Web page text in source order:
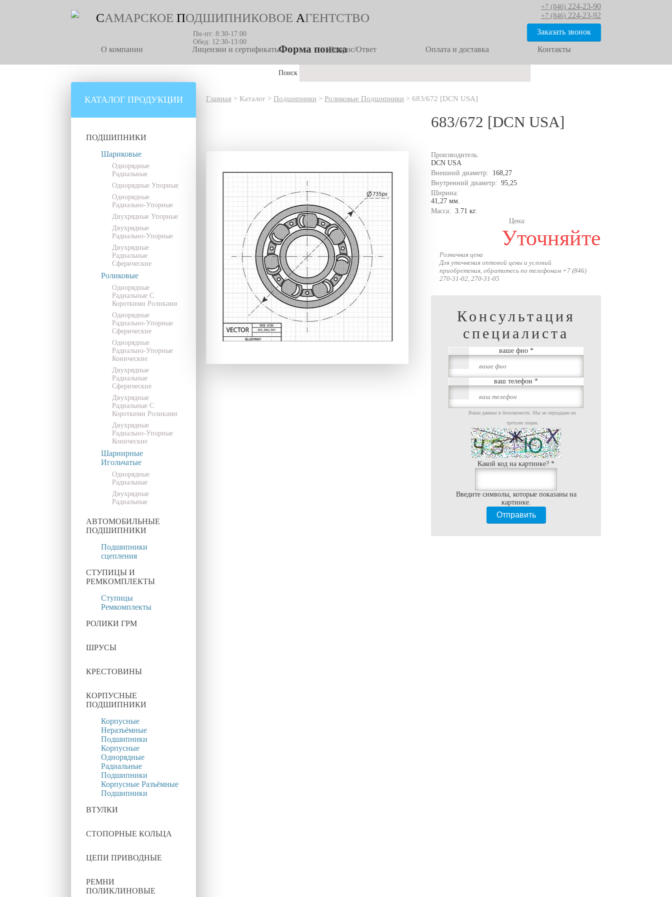
САМАРСКОЕ ПОДШИПНИКОВОЕ АГЕНТСТВО
Пн-пт: 8:30-17:00
Обед: 12:30-13:00
Форма поиска
Поиск
О компании Лицензии и сертификаты Вопрос/Ответ Оплата и доставка Контакты
+7 (846) 224-23-90
+7 (846) 224-23-92
Заказать звонок
КАТАЛОГ ПРОДУКЦИИ
ПОДШИПНИКИ
Шариковые
Однорядные
Радиальные
Однорядные Упорные
Однорядные
Радиально-Упорные
Двухрядные Упорные
Двухрядные
Радиально-Упорные
Двухрядные
Радиальные
Сферические
Роликовые
Однорядные
Радиальные С
Короткими Роликами
Однорядные
Радиально-Упорные
Сферические
Однорядные
Радиально-Упорные
Конические
Двухрядные
Радиальные
Сферические
Двухрядные
Радиальные С
Короткими Роликами
Двухрядные
Радиально-Упорные
Конические
Шарнирные
Игольчатые
Однорядные
Радиальные
Двухрядные
Радиальные
АВТОМОБИЛЬНЫЕ
ПОДШИПНИКИ
Подшипники
сцепления
СТУПИЦЫ И
РЕМКОМПЛЕКТЫ
Ступицы
Ремкомплекты
РОЛИКИ ГРМ
ШРУСЫ
КРЕСТОВИНЫ
КОРПУСНЫЕ
ПОДШИПНИКИ
Корпусные
Неразъёмные
Подшипники
Корпусные
Однорядные
Радиальные
Подшипники
Корпусные Разъёмные
Подшипники
ВТУЛКИ
СТОПОРНЫЕ КОЛЬЦА
ЦЕПИ ПРИВОДНЫЕ
РЕМНИ
ПОЛИКЛИНОВЫЕ
Главная > Каталог > Подшипники > Роликовые Подшипники > 683/672 [DCN USA]
683/672 [DCN USA]
Производитель:
DCN USA
Внешний диаметр:
168,27
Внутренний диаметр: 95,25
Ширина:
41,27 мм.
Масса: 3.71 кг.
Цена:
Уточняйте
Розничная цена
Для уточнения оптовой цены и условий
приобретения, обратитесь по телефонам +7 (846)
270-31-02, 270-31-05
Консультация
специалиста
ваше фио *
ваш телефон *
Ваши данные в безопасности. Мы не передадим их
третьим лицам.
Какой код на картинке? *
Введите символы, которые показаны на
картинке.